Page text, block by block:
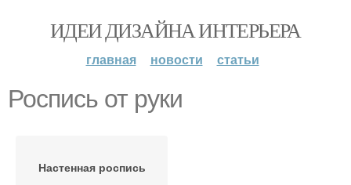
ИДЕИ ДИЗАЙНА ИНТЕРЬЕРА
главная новости статьи
Роспись от руки
Настенная роспись